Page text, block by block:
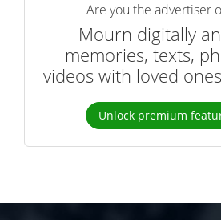
Are you the advertiser
Mourn digitally
memories, texts,
videos with loved
Unlock premium